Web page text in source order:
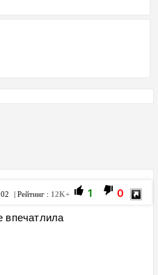
| Рейтинг : 12K+ 1 0
впечатлила